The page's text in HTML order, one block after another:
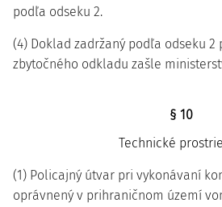
podľa odseku 2.
(4) Doklad zadržaný podľa odseku
zbytočného odkladu zašle
§ 10
Technické
(1) Policajný útvar pri vykonávaní
oprávnený v prihraničnom území